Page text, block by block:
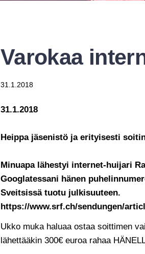
Varokaa
31.1.2018
31.1.2018
Heippa jäsenistö ja erityisesti
Minuapa lähestyi internet-huijari
Googlatessani hänen
Sveitsissä tuotu julkisuuteen.
https://www.srf.ch/sendungen/
Ukko muka haluaa ostaa soittimen
lähettääkin 300€ euroa rahaa